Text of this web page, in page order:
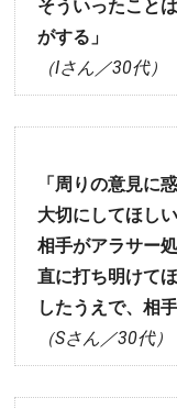
そういったこと
がする」
（Iさん／30代）
「周りの意見に
大切にしてほし
相手がアラサー
直に打ち明けて
したうえで、相
（Sさん／30代）